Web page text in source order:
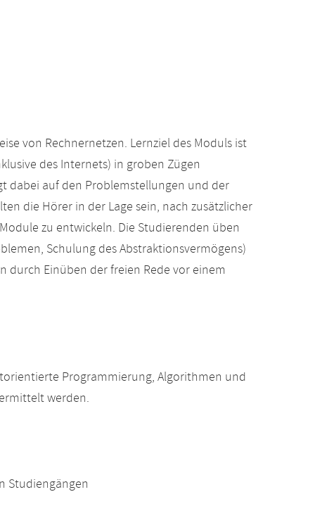
von Rechnernetzen. Lernziel des Moduls ist
des Internets) in groben Zügen
dabei auf den Problemstellungen und der
die Hörer in der Lage sein, nach zusätzlicher
zu entwickeln. Die Studierenden üben
Schulung des Abstraktionsvermögens)
Einüben der freien Rede vor einem
Programmierung, Algorithmen und
werden.
Studiengängen